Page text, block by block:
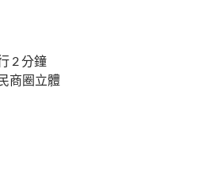
2 分鐘
商圈立體